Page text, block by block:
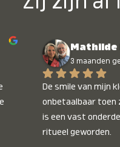
Mathilde
3 maanden
De smile van mijn
onbetaalbaar toen
is een vast
ritueel geworden.